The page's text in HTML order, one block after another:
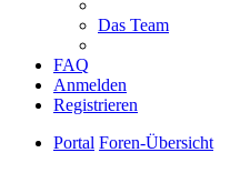
Das Team
FAQ
Anmelden
Registrieren
Portal Foren-Übersicht